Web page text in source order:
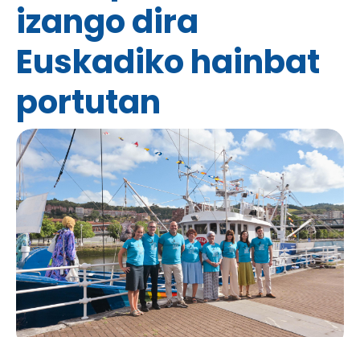
izango dira
Euskadiko hainbat
portutan